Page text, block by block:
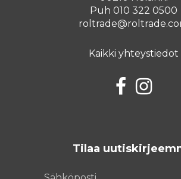
Puh 010 322 0500
Kaikki yhteystiedot
Facebook
Tilaa